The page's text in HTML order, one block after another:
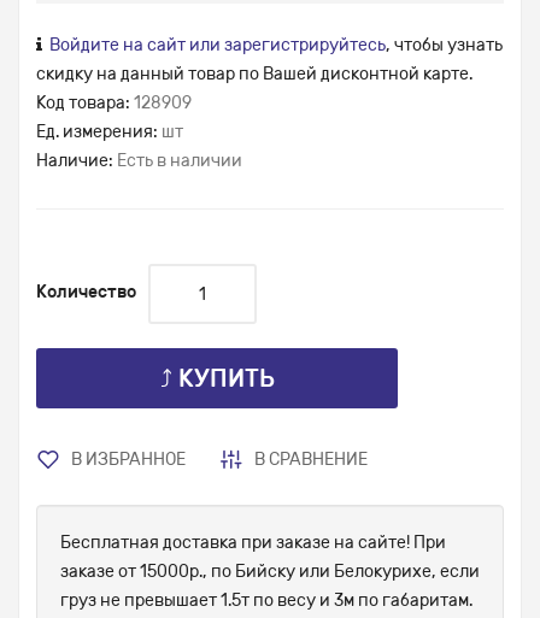
Войдите на сайт или зарегистрируйтесь, чтобы узнать
скидку на данный товар по Вашей дисконтной карте.
Код товара: 128909
Ед. измерения: шт
Наличие: Есть в наличии
Количество
⤴ КУПИТЬ
В ИЗБРАННОЕ В СРАВНЕНИЕ
Бесплатная доставка при заказе на сайте! При
заказе от 15000р., по Бийску или Белокурихе, если
груз не превышает 1.5т по весу и 3м по габаритам.